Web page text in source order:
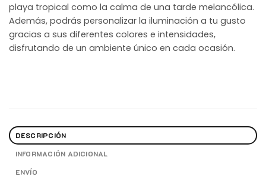
playa tropical como la calma de una tarde melancólica.
Además, podrás personalizar la iluminación a tu gusto
gracias a sus diferentes colores e intensidades,
disfrutando de un ambiente único en cada ocasión.
DESCRIPCIÓN
INFORMACIÓN ADICIONAL
ENVÍO